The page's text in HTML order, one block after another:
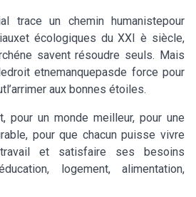
trace un chemin humanistepour
écologiques du XXI è siècle,
savent résoudre seuls. Mais
etnemanquepasde force pour
aux bonnes étoiles.
pour un monde meilleur, pour une
pour que chacun puisse vivre
et satisfaire ses besoins
logement, alimentation,